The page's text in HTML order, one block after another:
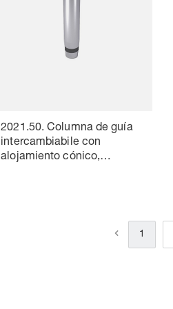
2021.50. Columna de guía
intercambiabile con
alojamiento cónico,
1